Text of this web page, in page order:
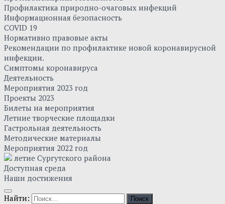
Профилактика природно-очаговых инфекций
Информационная безопасность
COVID 19
Нормативно правовые акты
Рекомендации по профилактике новой коронавирусной
инфекции.
Симптомы коронавируса
Деятельность
Мероприятия 2023 год
Проекты 2023
Билеты на мероприятия
Летние творческие площадки
Гастрольная деятельность
Методические материалы
Мероприятия 2022 год
летие Сургутского района
Доступная среда
Наши достижения
Найти: